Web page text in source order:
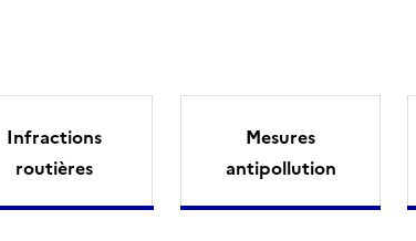
Infractions
routières
Mesures
antipollution